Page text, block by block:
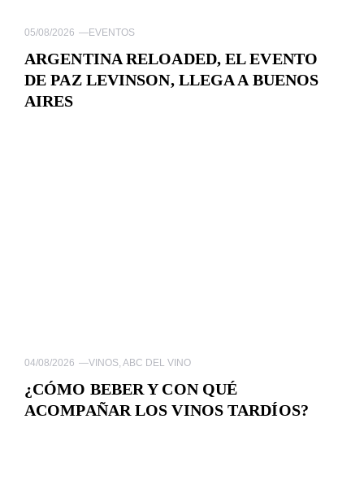
05/08/2026 —EVENTOS
ARGENTINA RELOADED, EL EVENTO
DE PAZ LEVINSON, LLEGA A BUENOS
AIRES
04/08/2026 —VINOS, ABC DEL VINO
¿CÓMO BEBER Y CON QUÉ
ACOMPAÑAR LOS VINOS TARDÍOS?